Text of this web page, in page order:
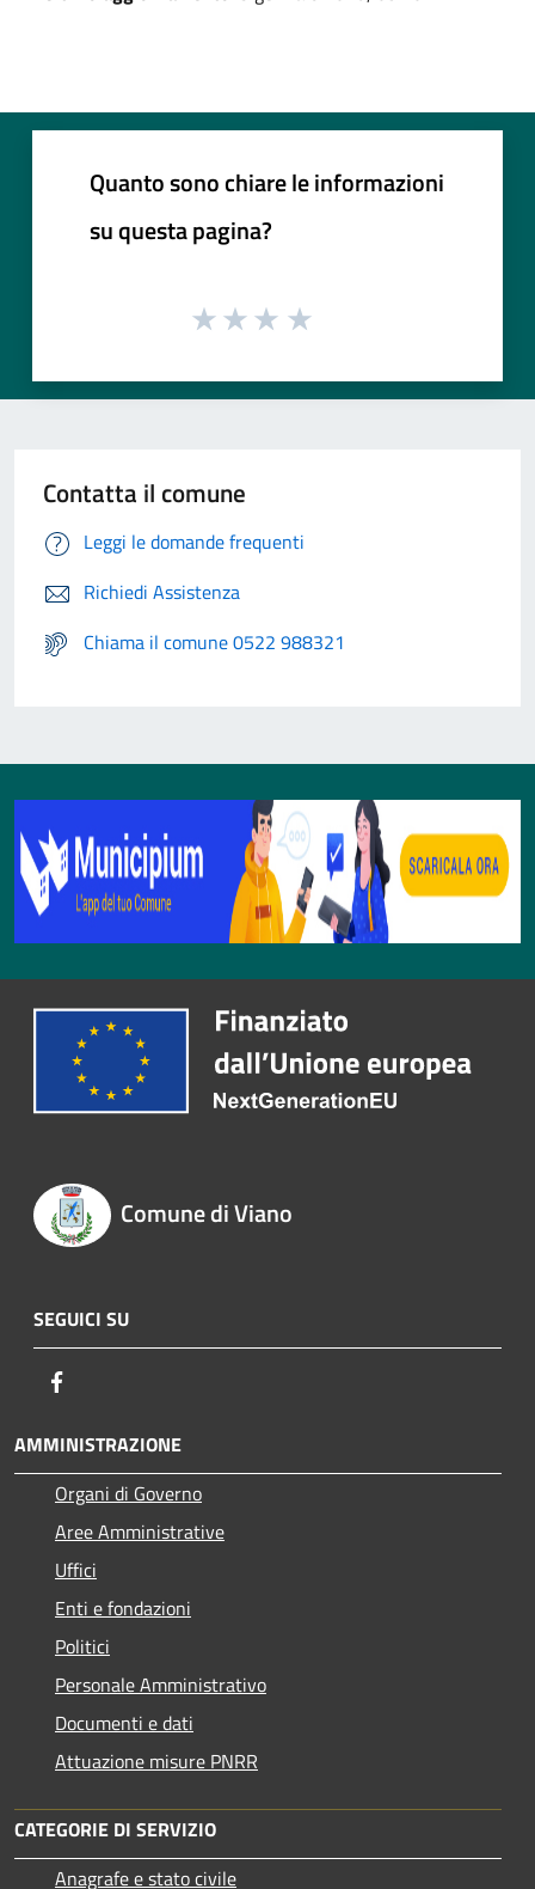
Quanto sono chiare le informazioni
su questa pagina?
Contatta il comune
Leggi le domande frequenti
Richiedi Assistenza
Chiama il comune 0522 988321
Comune di Viano
SEGUICI SU
AMMINISTRAZIONE
Organi di Governo
Aree Amministrative
Uffici
Enti e fondazioni
Politici
Personale Amministrativo
Documenti e dati
Attuazione misure PNRR
CATEGORIE DI SERVIZIO
Anagrafe e stato civile